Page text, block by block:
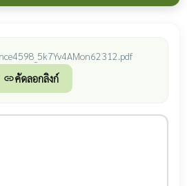
linkคัดลอกลิงก์